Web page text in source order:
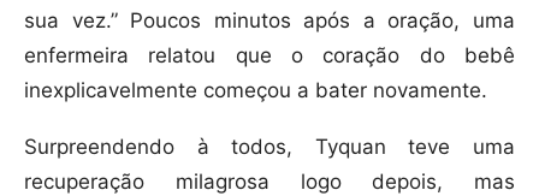
sua vez.” Poucos minutos após a oração, uma
enfermeira relatou que o coração do bebê
inexplicavelmente começou a bater novamente.
Surpreendendo à todos, Tyquan teve uma
recuperação milagrosa logo depois, mas